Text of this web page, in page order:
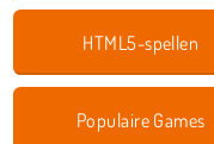
HTML5-spellen
Populaire Games